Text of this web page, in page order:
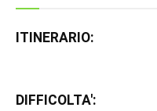
ITINERARIO:
DIFFICOLTA':